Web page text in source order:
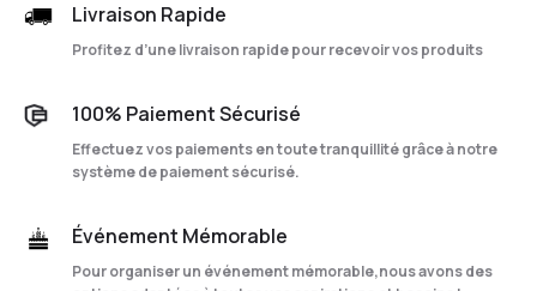
Livraison Rapide
Profitez d’une livraison rapide pour recevoir vos produits
100% Paiement Sécurisé
Effectuez vos paiements en toute tranquillité grâce à notre
système de paiement sécurisé.
Événement Mémorable
Pour organiser un événement mémorable,nous avons des